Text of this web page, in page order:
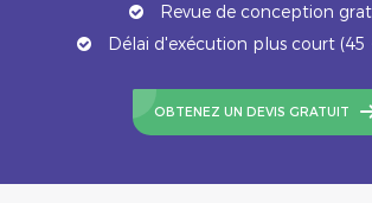
Revue de conception
Délai d'exécution plus court (45
OBTENEZ UN DEVIS GRATUIT